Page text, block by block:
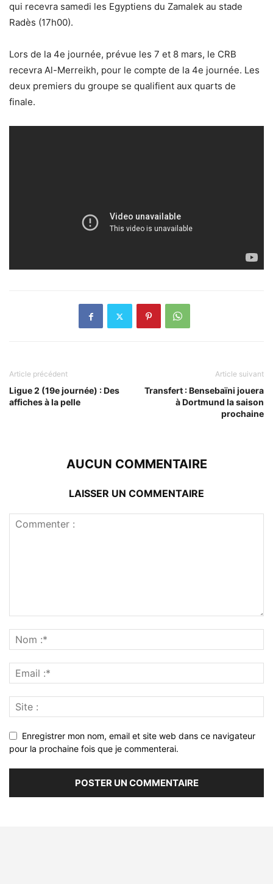
qui recevra samedi les Egyptiens du Zamalek au stade
Radès (17h00).
Lors de la 4e journée, prévue les 7 et 8 mars, le CRB
recevra Al-Merreikh, pour le compte de la 4e journée. Les
deux premiers du groupe se qualifient aux quarts de
finale.
Article précédent
Ligue 2 (19e journée) : Des
affiches à la pelle
Article suivant
Transfert : Bensebaïni jouera
à Dortmund la saison
prochaine
AUCUN COMMENTAIRE
LAISSER UN COMMENTAIRE
Enregistrer mon nom, email et site web dans ce navigateur
pour la prochaine fois que je commenterai.